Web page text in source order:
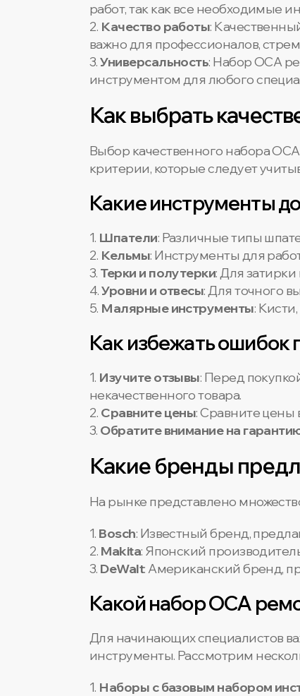
работ, так как все необходимые
2. Качество работы:
важно для профессионалов,
3.Универсальность: Набор OCA
инструментом для любого
Как выбрать
Выбор качественного набора
критерии, которые следует
Какие инструменты
1. Шпатели: Различные типы
2. Кельмы: Инструменты для
3. Терки и полутерки: Для
4.Уровни и отвесы: Для точного
5. Малярные инструменты:
Как избежать ошибок
1. Изучите отзывы: Перед
некачественного товара.
2. Сравните цены: Сравните цены
3. Обратите внимание на
Какие бренды
На рынке представлено
1. Bosch: Известный бренд,
2. Makita: Японский
3. DeWalt: Американский бренд,
Какой набор OCA
Для начинающих специалистов
инструменты. Рассмотрим
1. Наборы с базовым набором